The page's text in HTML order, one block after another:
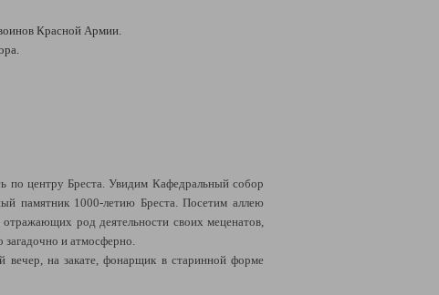
Красной Армии.
по центру Бреста. Увидим Кафедральный собор
памятник 1000-летию Бреста. Посетим аллею
род деятельности своих меценатов,
и атмосферно.
вечер, на закате, фонарщик в старинной форме